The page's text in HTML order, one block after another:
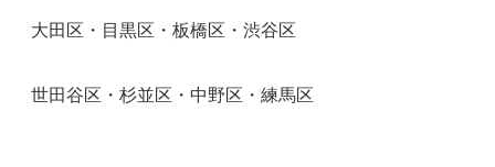
大田区・目黒区・板橋区・渋谷区
世田谷区・杉並区・中野区・練馬区